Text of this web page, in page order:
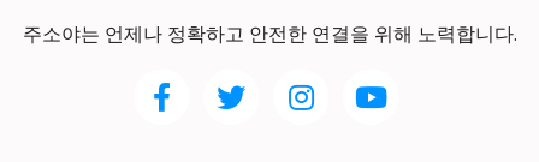
주소야는 언제나 정확하고 안전한 연결을 위해 노력합니다.